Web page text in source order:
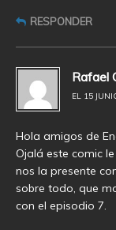
RESPONDER
Rafael
EL 15
Hola amigos de
Ojalá este comic
nos la presente
sobre todo, que
con el episodio 7.